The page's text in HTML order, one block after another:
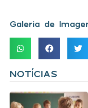
Galeria de
NOTÍCIAS